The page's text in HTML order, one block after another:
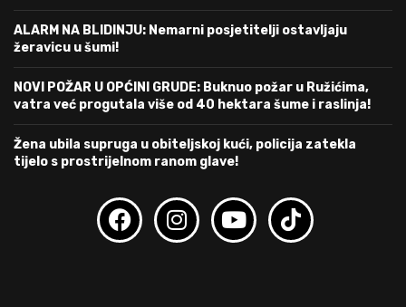
ALARM NA BLIDINJU: Nemarni posjetitelji ostavljaju
žeravicu u šumi!
NOVI POŽAR U OPĆINI GRUDE: Buknuo požar u Ružićima,
vatra već progutala više od 40 hektara šume i raslinja!
Žena ubila supruga u obiteljskoj kući, policija zatekla
tijelo s prostrijelnom ranom glave!